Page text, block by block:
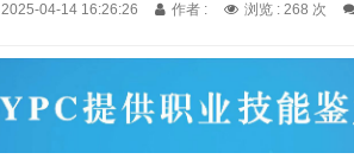
2025-04-14 16:26:26 作者 : 浏览 : 268 次